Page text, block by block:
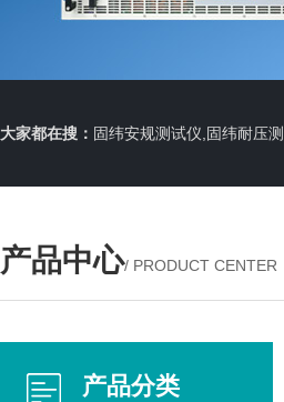
大家都在搜： 固纬安规测试仪,固纬耐压
产品中心/ PRODUCT CENTER
产品分类